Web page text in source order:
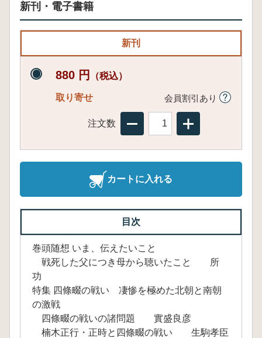
新刊・電子書籍
新刊
880 円 （税込）
取り寄せ 会員割引あり
注文数
カートに入れる
目次
巻頭随想 いま、伝えたいこと
戦死した父につき母から聴いたこと 所
功
特集 四條畷の戦い 凄惨を極めた北朝と南朝
の激戦
四條畷の戦いの諸問題 實盛良彦
楠木正行・正時と四條畷の戦い 生駒孝臣